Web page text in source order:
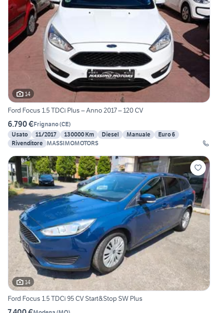
14
Ford Focus 1.5 TDCi Plus – Anno 2017 – 120 CV
6.790 €Frignano(CE)
Usato
11/2017 130000 Km Diesel Manuale
Euro 6
Rivenditore MASSIMOMOTORS
14
Ford Focus 1.5 TDCi 95 CV Start&Stop SW Plus